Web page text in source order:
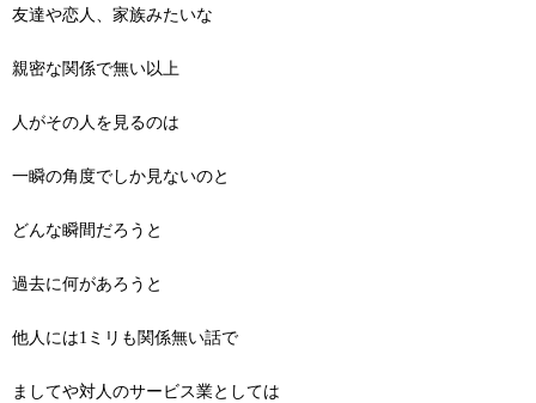
友達や恋人、家族みたいな
親密な関係で無い以上
人がその人を見るのは
一瞬の角度でしか見ないのと
どんな瞬間だろうと
過去に何があろうと
他人には1ミリも関係無い話で
ましてや対人のサービス業としては